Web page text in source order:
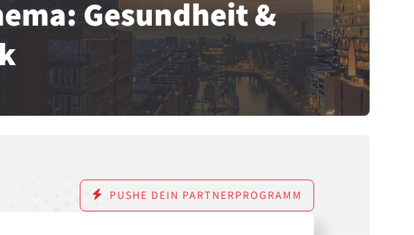
Gesundheit &
PUSHE DEIN PARTNERPROGRAMM